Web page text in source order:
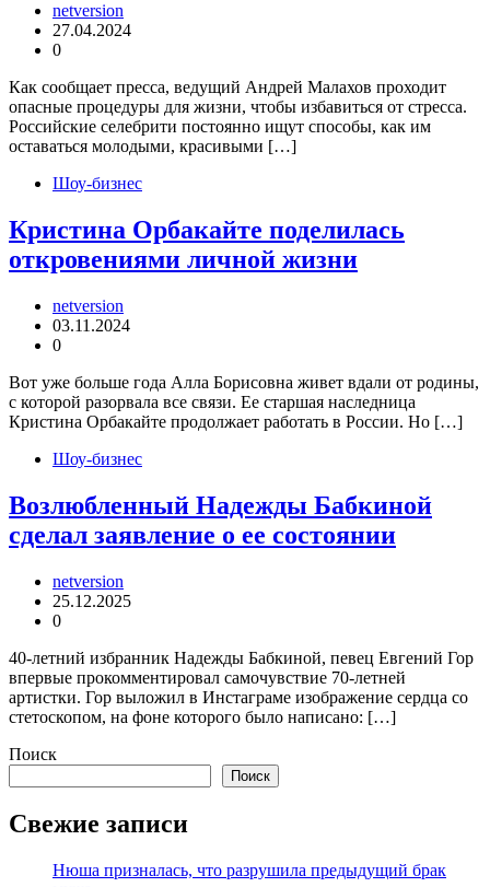
netversion
27.04.2024
0
Как сообщает пресса, ведущий Андрей Малахов проходит
опасные процедуры для жизни, чтобы избавиться от стресса.
Российские селебрити постоянно ищут способы, как им
оставаться молодыми, красивыми […]
Шоу-бизнес
Кристина Орбакайте поделилась
откровениями личной жизни
netversion
03.11.2024
0
Вот уже больше года Алла Борисовна живет вдали от родины,
с которой разорвала все связи. Ее старшая наследница
Кристина Орбакайте продолжает работать в России. Но […]
Шоу-бизнес
Возлюбленный Надежды Бабкиной
сделал заявление о ее состоянии
netversion
25.12.2025
0
40-летний избранник Надежды Бабкиной, певец Евгений Гор
впервые прокомментировал самочувствие 70-летней
артистки. Гор выложил в Инстаграме изображение сердца со
стетоскопом, на фоне которого было написано: […]
Поиск
Поиск
Свежие записи
Нюша призналась, что разрушила предыдущий брак